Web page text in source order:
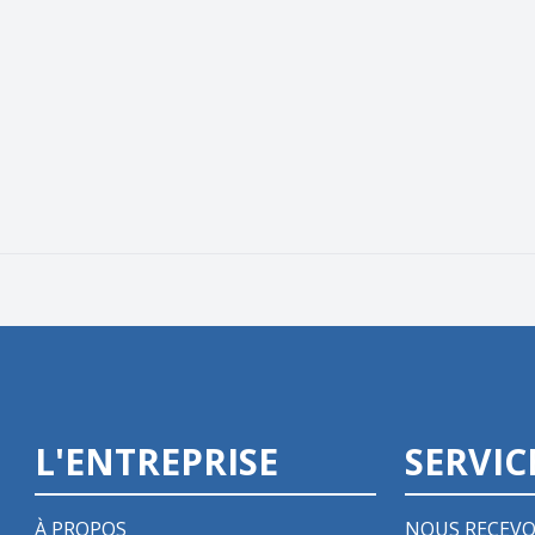
L'ENTREPRISE
À PROPOS NOUS